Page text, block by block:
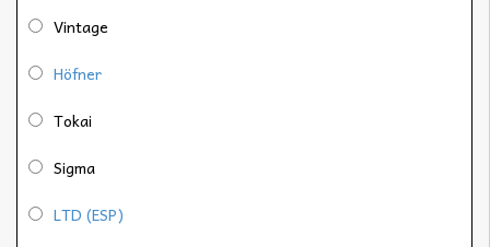
Vintage
Höfner
Tokai
Sigma
LTD (ESP)